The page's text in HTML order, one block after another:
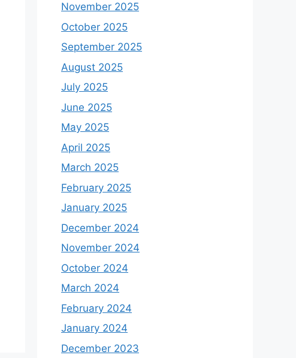
November 2025
October 2025
September 2025
August 2025
July 2025
June 2025
May 2025
April 2025
March 2025
February 2025
January 2025
December 2024
November 2024
October 2024
March 2024
February 2024
January 2024
December 2023